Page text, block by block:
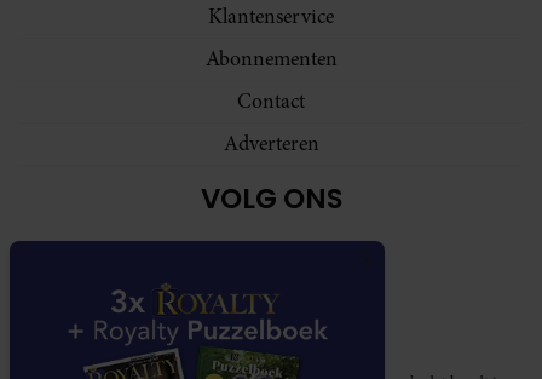
Klantenservice
Abonnementen
Contact
Adverteren
VOLG ONS